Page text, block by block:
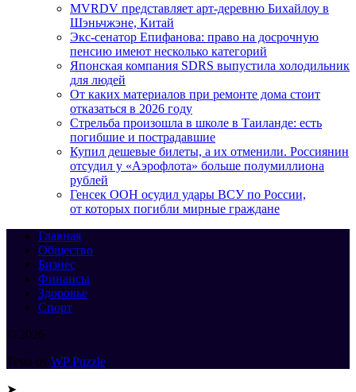
MVRDV представляет арт-деревню Бихайлоу в
Шэньчжэне, Китай
Экс-сенатор Епифанова: право на досрочную
пенсию имеют несколько категорий
Японская компания SDRS выпустила холодильник
для людей
От каких материалов при ремонте дома стоит
отказаться в 2026 году
Стрельба произошла в школе в Таиланде: есть
погибшие и пострадавшие
Купил дешевые билеты, а их отменили. Россиянин
отсудил у «Аэрофлота» больше полумиллиона
рублей
Генсек ООН осудил удары ВСУ по России,
от которых погибли мирные граждане
Главная
Общество
Бизнес
Финансы
Здоровье
Спорт
© 2026
Тема от WP Puzzle
➤